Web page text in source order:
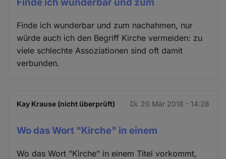
Finde ich wunderbar und zum
Finde ich wunderbar und zum nachahmen, nur
würde auch ich den Begriff Kirche vermeiden: zu
viele schlechte Assoziationen sind oft damit
verbunden.
Kay Krause (nicht überprüft) Di. 20 Mär 2018 - 14:28
Wo das Wort "Kirche" in einem
Wo das Wort "Kirche" in einem Titel vorkommt,